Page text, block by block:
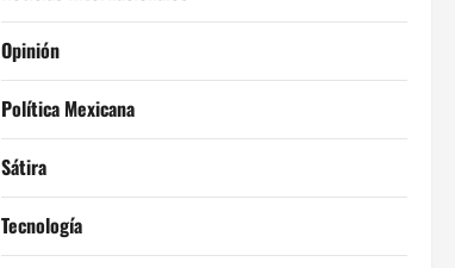
Opinión
Política Mexicana
Sátira
Tecnología